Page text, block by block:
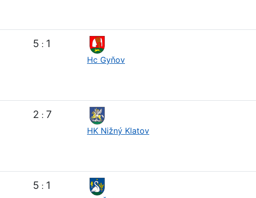
5 : 1
Hc Gyňov
2 : 7
HK Nižný Klatov
5 : 1